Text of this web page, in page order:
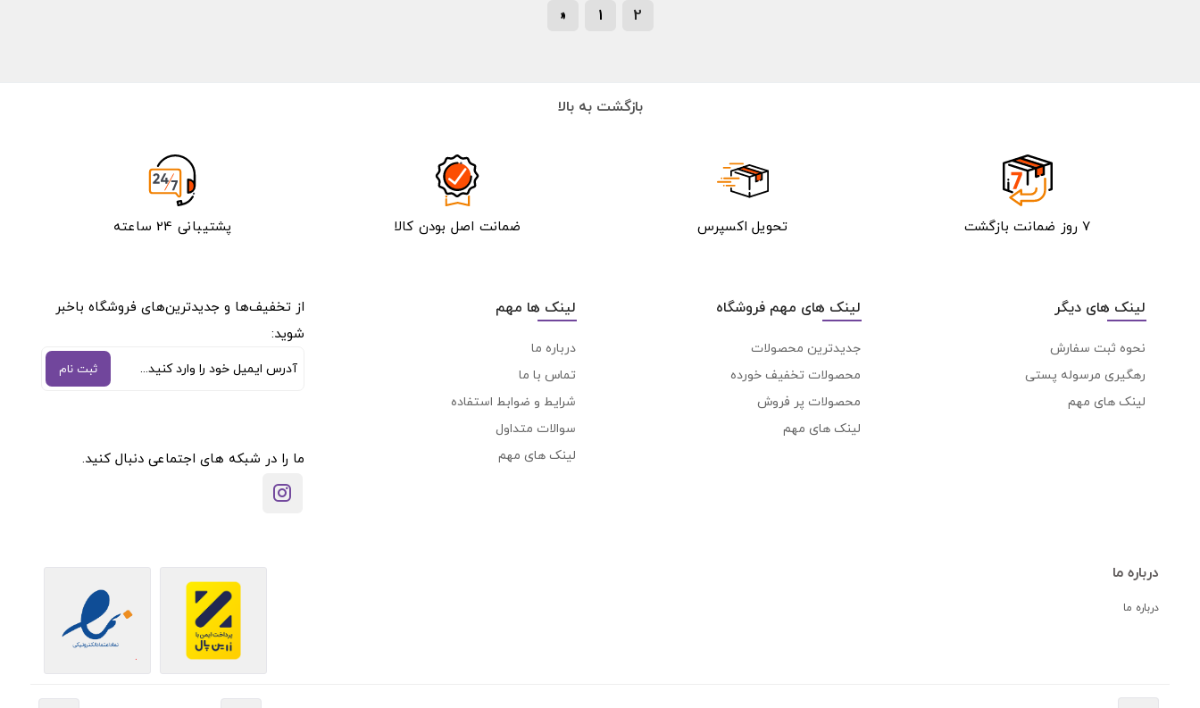
« 1 2
بازگشت به بالا
۷ روز ضمانت بازگشت تحویل اکسپرس ضمانت اصل بودن کالا پشتیبانی 24 ساعته
لینک های دیگر
نحوه ثبت سفارش
رهگیری مرسوله پستی
لینک های مهم
لینک های مهم فروشگاه
جدیدترین محصولات
محصولات تخفیف خورده
محصولات پر فروش
لینک های مهم
لینک ها مهم
درباره ما
تماس با ما
شرایط و ضوابط استفاده
سوالات متداول
لینک های مهم
از تخفیف‌ها و جدیدترین‌های فروشگاه باخبر
شوید:
ثبت نام
ما را در شبکه های اجتماعی دنبال کنید.
درباره ما
درباره ما